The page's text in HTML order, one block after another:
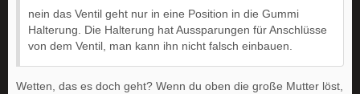
nein das Ventil geht nur in eine Position in die Gummi
Halterung. Die Halterung hat Aussparungen für Anschlüsse
von dem Ventil, man kann ihn nicht falsch einbauen.
Wetten, das es doch geht? Wenn du oben die große Mutter löst,